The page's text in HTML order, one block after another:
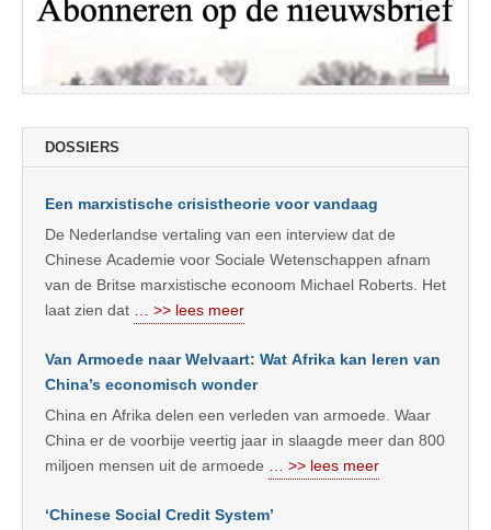
DOSSIERS
Een marxistische crisistheorie voor vandaag
De Nederlandse vertaling van een interview dat de
Chinese Academie voor Sociale Wetenschappen afnam
van de Britse marxistische econoom Michael Roberts. Het
laat zien dat
… >> lees meer
Van Armoede naar Welvaart: Wat Afrika kan leren van
China’s economisch wonder
China en Afrika delen een verleden van armoede. Waar
China er de voorbije veertig jaar in slaagde meer dan 800
miljoen mensen uit de armoede
… >> lees meer
‘Chinese Social Credit System’